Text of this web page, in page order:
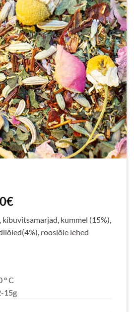
€Hinnavahemik:
kuni
60.00€
kummel (15%),
roosiõie lehed
° C
15g